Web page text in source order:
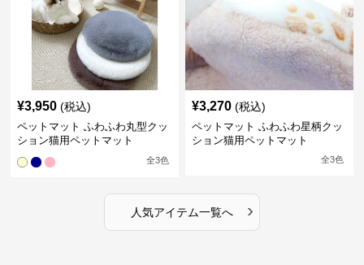
¥3,950 (税込)
ペットマット ふわふわ丸型クッ
ション猫用ペットマット
全3色
¥3,270 (税込)
ペットマット ふわふわ星柄クッ
ション猫用ペットマット
全3色
人気アイテム一覧へ ›